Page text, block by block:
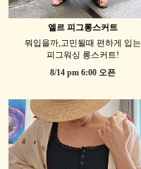
엘르 피그롱스커트
뭐입을까,고민될때 편하게 입는
피그워싱 롱스커트!
8/14 pm 6:00 오픈